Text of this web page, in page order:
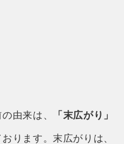
由来は、 「末広がり」
ります。末広がりは、